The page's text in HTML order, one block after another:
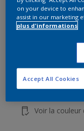
Voir la couleur
on your device to
assist in our marketing
plus d'informations
Accept All Cookies